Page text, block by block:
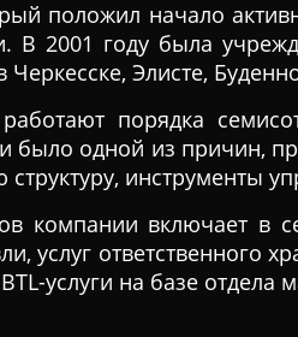
положил начало
В 2001 году была
Элисте,
порядка
было одной из причин,
инструменты
компании включает
услуг ответственного
услуги на базе